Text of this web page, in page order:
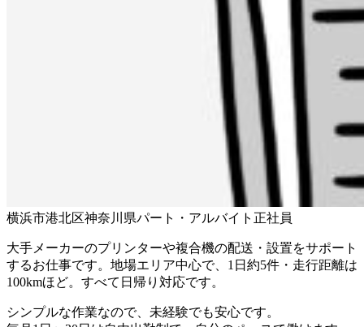
横浜市港北区神奈川県パート・アルバイト 正社員
大手メーカーのプリンターや複合機の配送・設置をサポート
するお仕事です。地場エリア中心で、1日約5件・走行距離は
100kmほど。すべて日帰り対応です。
シンプルな作業なので、未経験でも安心です。